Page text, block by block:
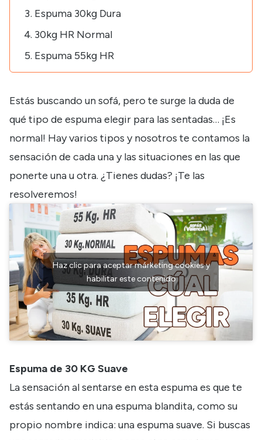
Espuma 30kg Dura
30kg HR Normal
Espuma 55kg HR
Estás buscando un sofá, pero te surge la duda de
qué tipo de espuma elegir para las sentadas… ¡Es
normal! Hay varios tipos y nosotros te contamos la
sensación de cada una y las situaciones en las que
ponerte una u otra. ¿Tienes dudas? ¡Te las
resolveremos!
Haz clic para aceptar márketing cookies y
habilitar este contenido
Espuma de 30 KG Suave
La sensación al sentarse en esta espuma es que te
estás sentando en una espuma blandita, como su
propio nombre indica: una espuma suave. Si buscas